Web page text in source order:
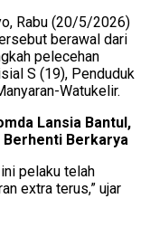
Rabu (20/5/2026)
berawal dari
pelecehan
S (19), Penduduk
Watukelir.
Lansia Bantul,
Berhenti Berkarya
pelaku telah
extra terus,” ujar